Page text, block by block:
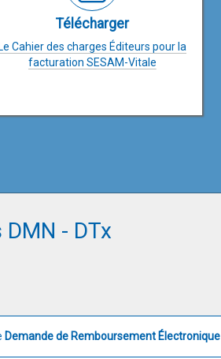
Télécharger
Le Cahier des charges Éditeurs pour la
facturation SESAM-Vitale
- DTx
Demande de Remboursement Électronique